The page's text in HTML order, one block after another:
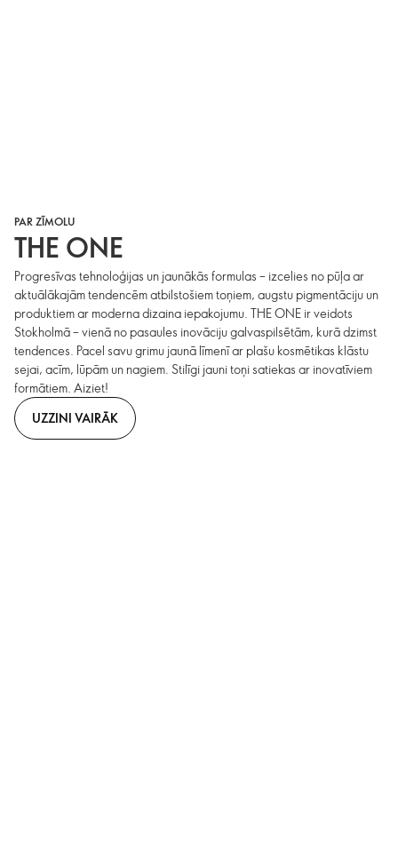
PAR ZĪMOLU
THE ONE
Progresīvas tehnoloģijas un jaunākās formulas – izcelies no pūļa ar
aktuālākajām tendencēm atbilstošiem toņiem, augstu pigmentāciju un
produktiem ar moderna dizaina iepakojumu. THE ONE ir veidots
Stokholmā – vienā no pasaules inovāciju galvaspilsētām, kurā dzimst
tendences. Pacel savu grimu jaunā līmenī ar plašu kosmētikas klāstu
sejai, acīm, lūpām un nagiem. Stilīgi jauni toņi satiekas ar inovatīviem
formātiem. Aiziet!
UZZINI VAIRĀK